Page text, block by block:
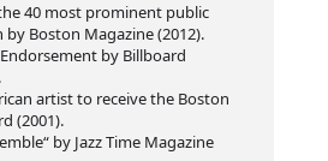
40 most prominent public
Boston Magazine (2012).
by Billboard
artist to receive the Boston
(2001).
by Jazz Time Magazine